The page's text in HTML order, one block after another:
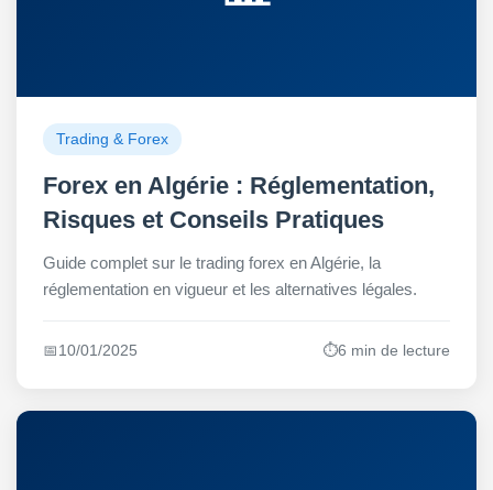
Trading & Forex
Forex en Algérie : Réglementation,
Risques et Conseils Pratiques
Guide complet sur le trading forex en Algérie, la
réglementation en vigueur et les alternatives légales.
📅 10/01/2025 ⏱️6 min de lecture